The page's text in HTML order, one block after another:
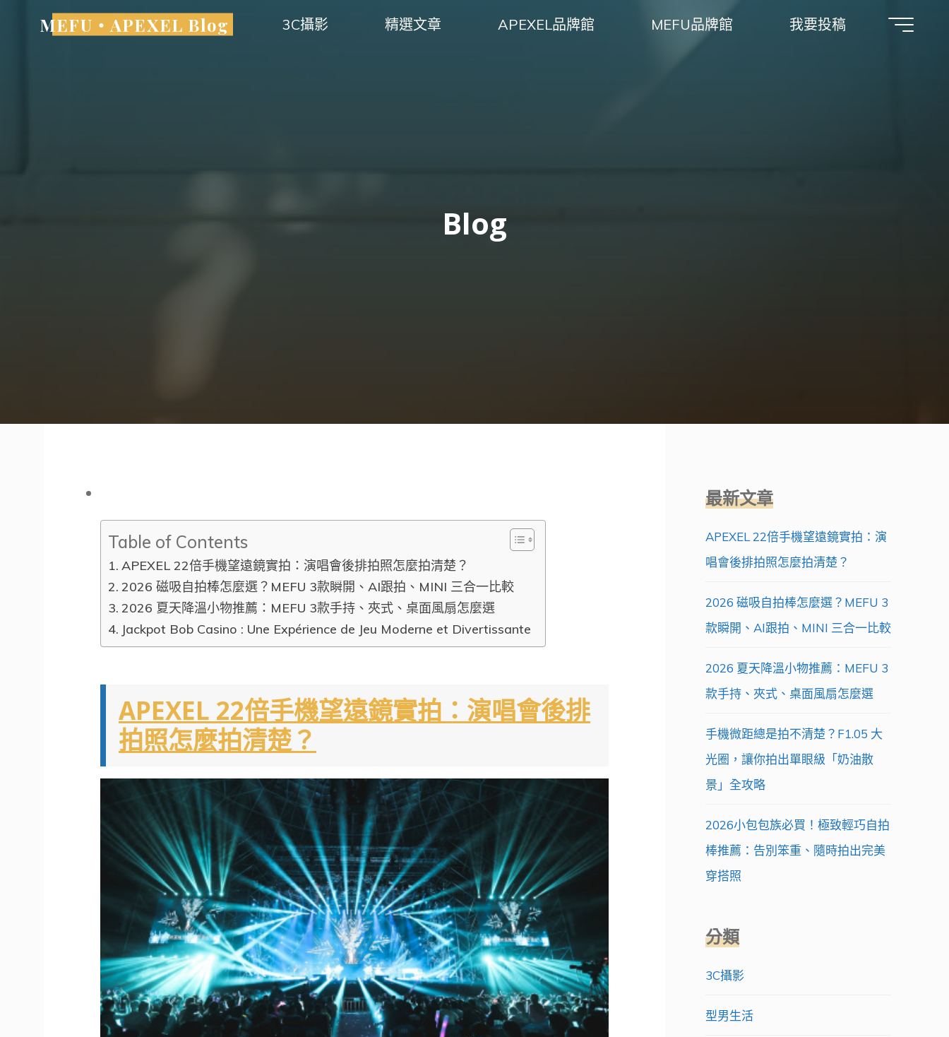
MEFU・APEXEL Blog 3C攝影 精選文章 APEXEL品牌館 MEFU品牌館 我要投稿
Blog
Table of Contents
APEXEL 22倍手機望遠鏡實拍：演唱會後排拍照怎麼拍清楚？
2026 磁吸自拍棒怎麼選？MEFU 3款瞬開、AI跟拍、MINI 三合一比較
2026 夏天降溫小物推薦：MEFU 3款手持、夾式、桌面風扇怎麼選
Jackpot Bob Casino : Une Expérience de Jeu Moderne et Divertissante
APEXEL 22倍手機望遠鏡實拍：演唱會後排
拍照怎麼拍清楚？
最新文章
APEXEL 22倍手機望遠鏡實拍：演
唱會後排拍照怎麼拍清楚？
2026 磁吸自拍棒怎麼選？MEFU 3
款瞬開、AI跟拍、MINI 三合一比較
2026 夏天降溫小物推薦：MEFU 3
款手持、夾式、桌面風扇怎麼選
手機微距總是拍不清楚？F1.05 大
光圈，讓你拍出單眼級「奶油散
景」全攻略
2026小包包族必買！極致輕巧自拍
棒推薦：告別笨重、隨時拍出完美
穿搭照
分類
3C攝影
型男生活